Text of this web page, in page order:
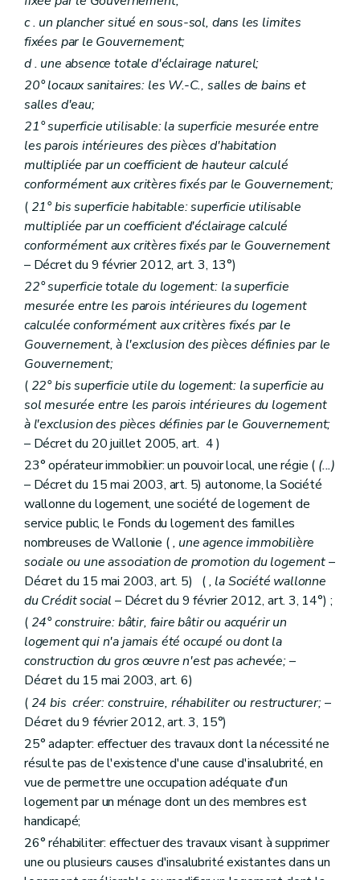
Art. 134
Art. 135
Art. 136
Section 2 De la structure des sociétés de logement de service public
Sous-section première Du capital
Art. 138
Sous-section 2
Art. 139
Art. 140
Art. 141
Art. 142
Art. 143
Art. 144
Art. 145
Sous-section 3
De l'assemblée générale
Art. 146
Art. 147
Sous-section 4 (Du conseil d'administration et des autres organes de gestion – Décret du 30 mars 2006, art. 8
Art. 148
Art. 148bis
Art. 148ter
Art. 148quater
Art. 148
Art. 149
Art. 150
Art. 151
Art. 152
Art. 152bis
Art. 152ter
Art. 152quater
Art. 152quinquies
Sous-section 5 Des comités consultatifs des locataires et des propriétaires
Art. 153
Art. 154
Art. 155
Art. 156
Art. 157
Sous-section 6 Du directeur-gérant
Art. 158
Art. 158 bis
Art. 158ter
Art.158quater
Sous-section 7 Du personnel
Art. 158quinquies
Art. 159
Sous-section 8 Du contrôle des recettes et des dépenses
Art. 159bis
Art. 160
Art. 161
Section 2bis Des contrats d'objectifs– Décret du 20 juillet 2005, art. 29, §1
Art. 162
Section 3 De la tutelle administrative
Art. 163
Art. 164
Art. 165
c. un plancher situé en sous-sol, dans les limites
fixées par le Gouvernement;
d. une absence totale d'éclairage naturel;
20° locaux sanitaires: les W.-C., salles de bains et
salles d'eau;
21° superficie utilisable: la superficie mesurée entre
les parois intérieures des pièces d'habitation
multipliée par un coefficient de hauteur calculé
conformément aux critères fixés par le Gouvernement;
( 21°bissuperficie habitable: superficie utilisable
multipliée par un coefficient d'éclairage calculé
conformément aux critères fixés par le Gouvernement
– Décret du 9 février 2012, art. 3, 13°)
22° superficie totale du logement: la superficie
mesurée entre les parois intérieures du logement
calculée conformément aux critères fixés par le
Gouvernement, à l'exclusion des pièces définies par le
Gouvernement;
( 22°bissuperficie utile du logement: la superficie au
sol mesurée entre les parois intérieures du logement
à l'exclusion des pièces définies par le Gouvernement;
– Décret du 20 juillet 2005, art. 4 )
23° opérateur immobilier: un pouvoir local, une régie ( (...)
– Décret du 15 mai 2003, art. 5) autonome, la Société
wallonne du logement, une société de logement de
service public, le Fonds du logement des familles
nombreuses de Wallonie (, une agence immobilière
sociale ou une association de promotion du logement–
Décret du 15 mai 2003, art. 5) (, la Société wallonne
du Crédit social – Décret du 9 février 2012, art. 3, 14°) ;
( 24° construire: bâtir, faire bâtir ou acquérir un
logement qui n'a jamais été occupé ou dont la
construction du gros œuvre n'est pas achevée;–
Décret du 15 mai 2003, art. 6)
( 24bis créer: construire, réhabiliter ou restructurer;–
Décret du 9 février 2012, art. 3, 15°)
25° adapter: effectuer des travaux dont la nécessité ne
résulte pas de l'existence d'une cause d'insalubrité, en
vue de permettre une occupation adéquate d'un
logement par un ménage dont un des membres est
handicapé;
26° réhabiliter: effectuer des travaux visant à supprimer
une ou plusieurs causes d'insalubrité existantes dans un